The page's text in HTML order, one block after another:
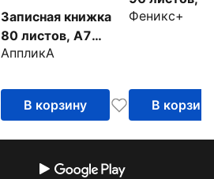
Записная книжка
80 листов, А7
"Солнечная улица"
АппликА
В корзину
"ДЖИН
Феникс+
В корзину